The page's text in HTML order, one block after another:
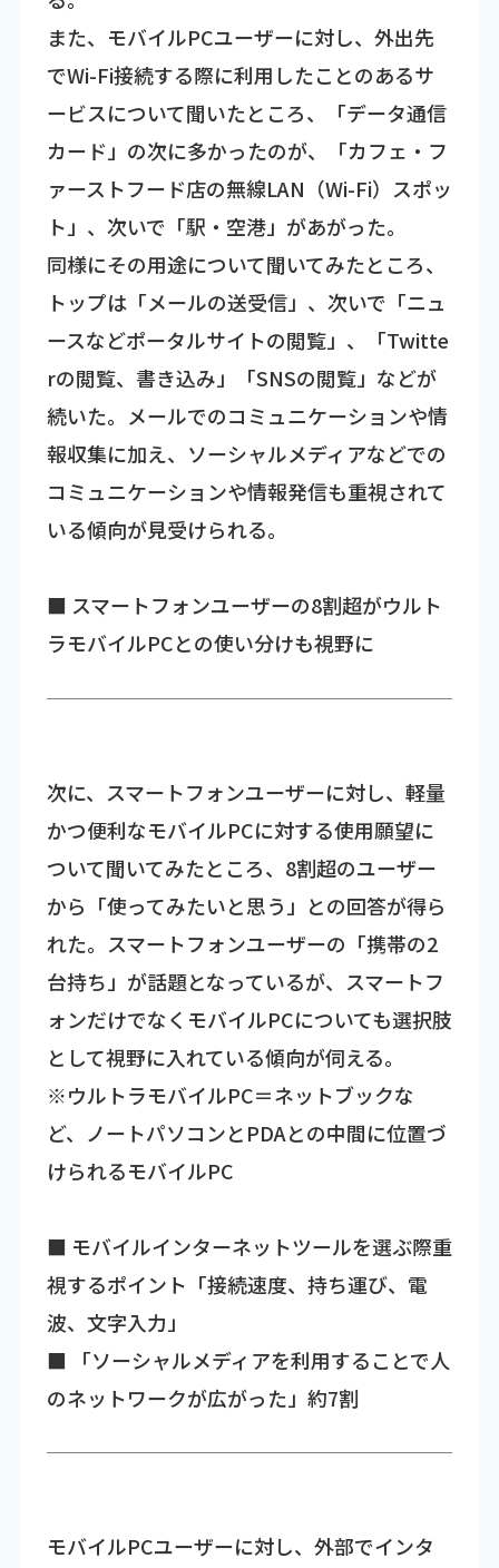
また、モバイルPCユーザーに対し、外出先
でWi-Fi接続する際に利用したことのあるサ
ービスについて聞いたところ、「データ通信
カード」の次に多かったのが、「カフェ・フ
ァーストフード店の無線LAN（Wi-Fi）スポッ
ト」、次いで「駅・空港」があがった。
同様にその用途について聞いてみたところ、
トップは「メールの送受信」、次いで「ニュ
ースなどポータルサイトの閲覧」、「Twitte
rの閲覧、書き込み」「SNSの閲覧」などが
続いた。メールでのコミュニケーションや情
報収集に加え、ソーシャルメディアなどでの
コミュニケーションや情報発信も重視されて
いる傾向が見受けられる。
■ スマートフォンユーザーの8割超がウルト
ラモバイルPCとの使い分けも視野に
次に、スマートフォンユーザーに対し、軽量
かつ便利なモバイルPCに対する使用願望に
ついて聞いてみたところ、8割超のユーザー
から「使ってみたいと思う」との回答が得ら
れた。スマートフォンユーザーの「携帯の2
台持ち」が話題となっているが、スマートフ
ォンだけでなくモバイルPCについても選択肢
として視野に入れている傾向が伺える。
※ウルトラモバイルPC＝ネットブックな
ど、ノートパソコンとPDAとの中間に位置づ
けられるモバイルPC
■ モバイルインターネットツールを選ぶ際重
視するポイント「接続速度、持ち運び、電
波、文字入力」
■ 「ソーシャルメディアを利用することで人
のネットワークが広がった」約7割
モバイルPCユーザーに対し、外部でインタ